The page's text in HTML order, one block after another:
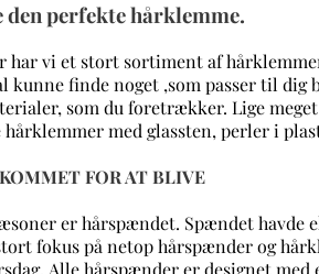
perfekte hårklemme.
har vi et stort sortiment af
kunne finde noget ,som passer til
som du foretrækker. Lige
med glassten, perler i
FOR AT BLIVE
er hårspændet. Spændet havde
fokus på netop hårspænder og